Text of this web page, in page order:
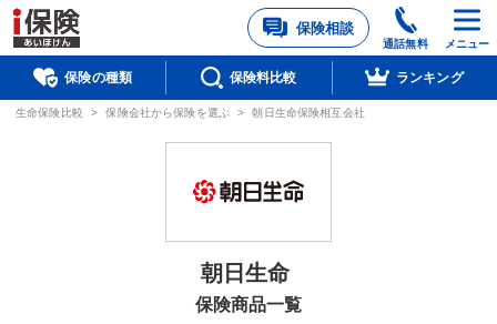
保険相談
通話無料 メニュー
保険の種類 保険料比較 ランキング
生命保険比較 > 保険会社から保険を選ぶ > 朝日生命保険相互会社
朝日生命
保険商品一覧